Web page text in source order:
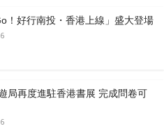
！好行南投・香港上線」盛大登場
局再度進駐香港書展 完成問卷可